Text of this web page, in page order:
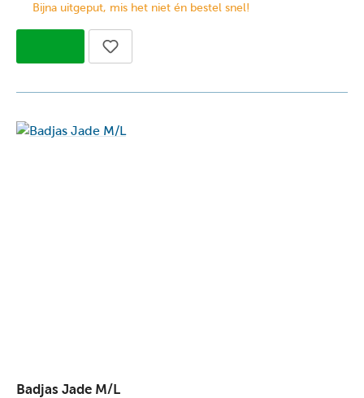
Bijna uitgeput, mis het niet én bestel snel!
Badjas Jade M/L